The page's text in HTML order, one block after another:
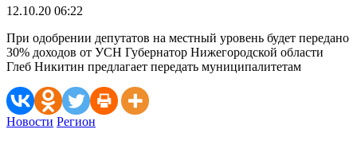
12.10.20 06:22
При одобрении депутатов на местный уровень будет передано
30% доходов от УСН Губернатор Нижегородской области
Глеб Никитин предлагает передать муниципалитетам
Новости Регион